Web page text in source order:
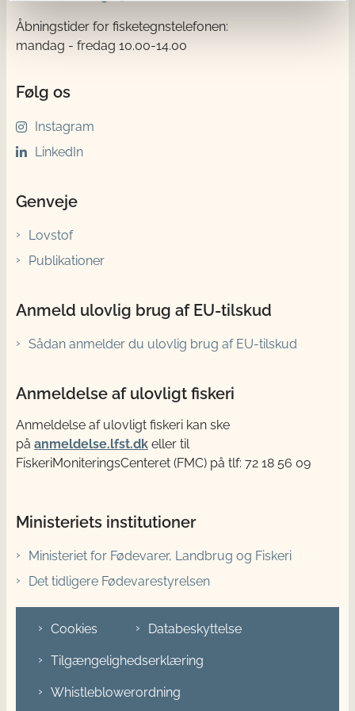
Åbningstider for fisketegnstelefonen:
mandag - fredag 10.00-14.00
Følg os
Instagram
LinkedIn
Genveje
Lovstof
Publikationer
Anmeld ulovlig brug af EU-tilskud
Sådan anmelder du ulovlig brug af EU-tilskud
Anmeldelse af ulovligt fiskeri
Anmeldelse af ulovligt fiskeri kan ske
på anmeldelse.lfst.dk eller til
FiskeriMoniteringsCenteret (FMC) på tlf: 72 18 56 09
Ministeriets institutioner
Ministeriet for Fødevarer, Landbrug og Fiskeri
Det tidligere Fødevarestyrelsen
Cookies Databeskyttelse
Tilgængelighedserklæring
Whistleblowerordning